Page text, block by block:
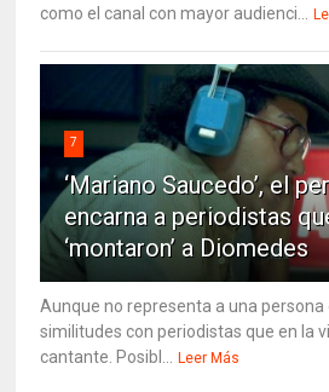
como el canal con mayor audienci...
7
‘Mariano Saucedo’, el
encarna a periodistas
‘montaron’ a Diomedes
Aunque no representa a una persona
similitudes con periodistas que en la
cantante. Posibl...
Leer Más